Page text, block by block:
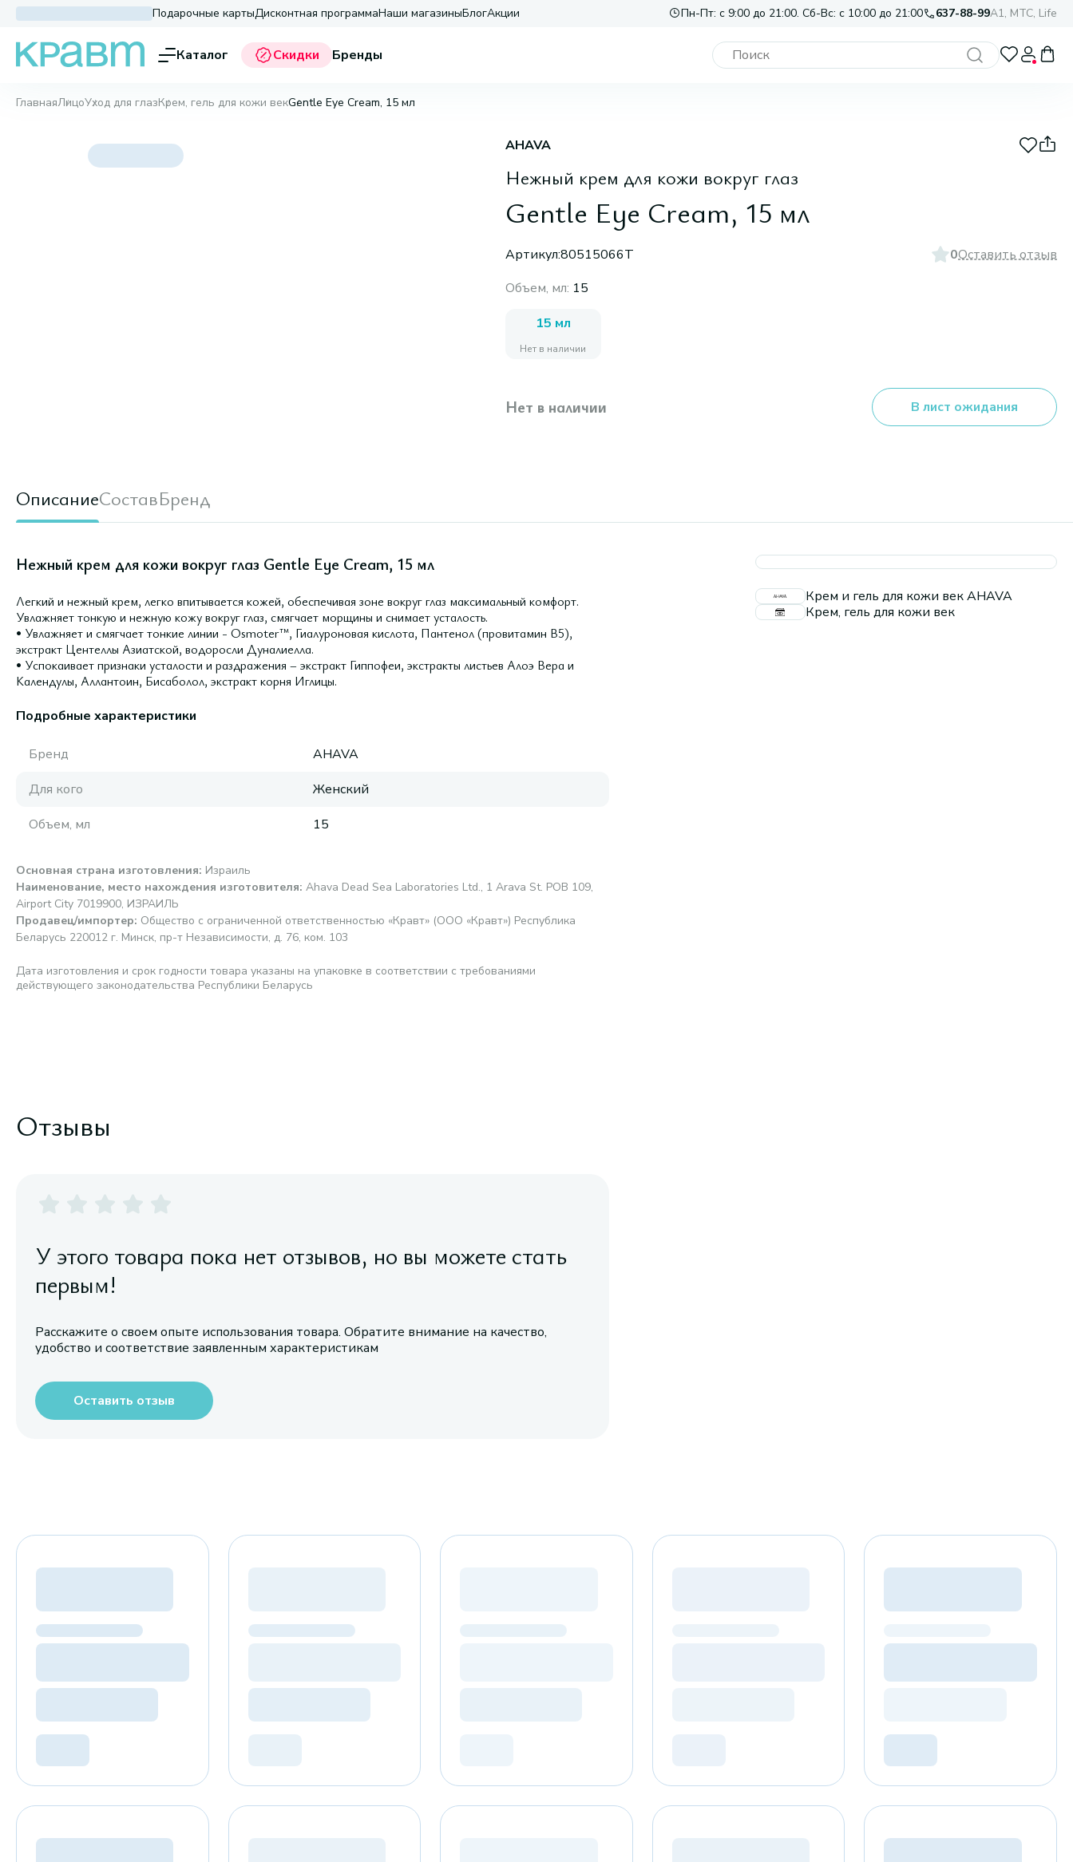
Подарочные картыДисконтная программаНаши магазиныБлогАкции Пн-Пт: с 9:00 до 21:00. Сб-Вс: с 10:00 до 21:00 637-88-99A1, МТС, Life
Каталог Скидки Бренды
ГлавнаяЛицоУход для глазКрем, гель для кожи векGentle Eye Cream, 15 мл
AHAVA
Нежный крем для кожи вокруг глаз
Gentle Eye Cream, 15 мл
Артикул:80515066T 0Оставить отзыв
Объем, мл: 15
15 мл
Нет в наличии
Нет в наличии В лист ожидания
ОписаниеСоставБренд
Нежный крем для кожи вокруг глаз Gentle Eye Cream, 15 мл
Легкий и нежный крем, легко впитывается кожей, обеспечивая зоне вокруг глаз максимальный комфорт.
Увлажняет тонкую и нежную кожу вокруг глаз, смягчает морщины и снимает усталость.
• Увлажняет и смягчает тонкие линии - Osmoter™, Гиалуроновая кислота, Пантенол (провитамин B5),
экстракт Центеллы Азиатской, водоросли Дуналиелла.
• Успокаивает признаки усталости и раздражения – экстракт Гиппофеи, экстракты листьев Алоэ Вера и
Календулы, Аллантоин, Бисаболол, экстракт корня Иглицы.
Подробные характеристики
Бренд
AHAVA
Для кого
Женский
Объем, мл
15
Основная страна изготовления: Израиль
Наименование, место нахождения изготовителя: Ahava Dead Sea Laboratories Ltd., 1 Arava St. POB 109,
Airport City 7019900, ИЗРАИЛЬ
Продавец/импортер: Общество с ограниченной ответственностью «Кравт» (ООО «Кравт») Республика
Беларусь 220012 г. Минск, пр-т Независимости, д. 76, ком. 103
Дата изготовления и срок годности товара указаны на упаковке в соответствии с требованиями
действующего законодательства Республики Беларусь
Крем и гель для кожи век AHAVA
Крем, гель для кожи век
Отзывы
У этого товара пока нет отзывов, но вы можете стать
первым!
Расскажите о своем опыте использования товара. Обратите внимание на качество,
удобство и соответствие заявленным характеристикам
Оставить отзыв